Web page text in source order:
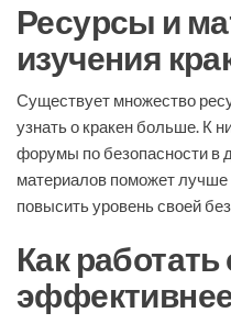
Ресурсы и
изучения
Существует множество
узнать о кракен больше. К
форумы по безопасности в
материалов поможет
повысить уровень своей
Как работать